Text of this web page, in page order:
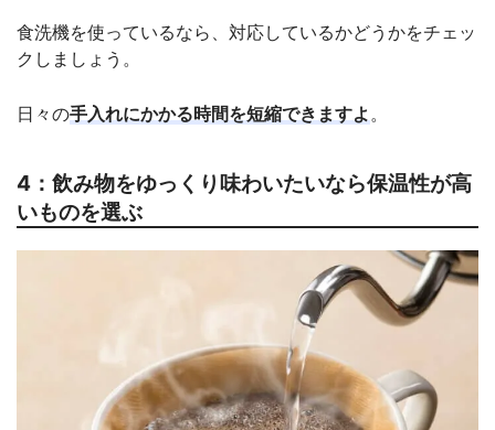
食洗機を使っているなら、対応しているかどうかをチェッ
クしましょう。
日々の手入れにかかる時間を短縮できますよ。
4：飲み物をゆっくり味わいたいなら保温性が高
いものを選ぶ